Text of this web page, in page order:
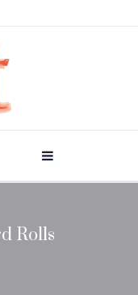
Rolls